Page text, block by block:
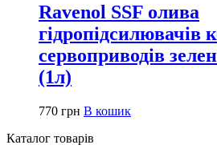
Ravenol SSF олива
гідропідсилювачів
сервоприводів
(1л)
770 грн В кошик
Каталог товарів